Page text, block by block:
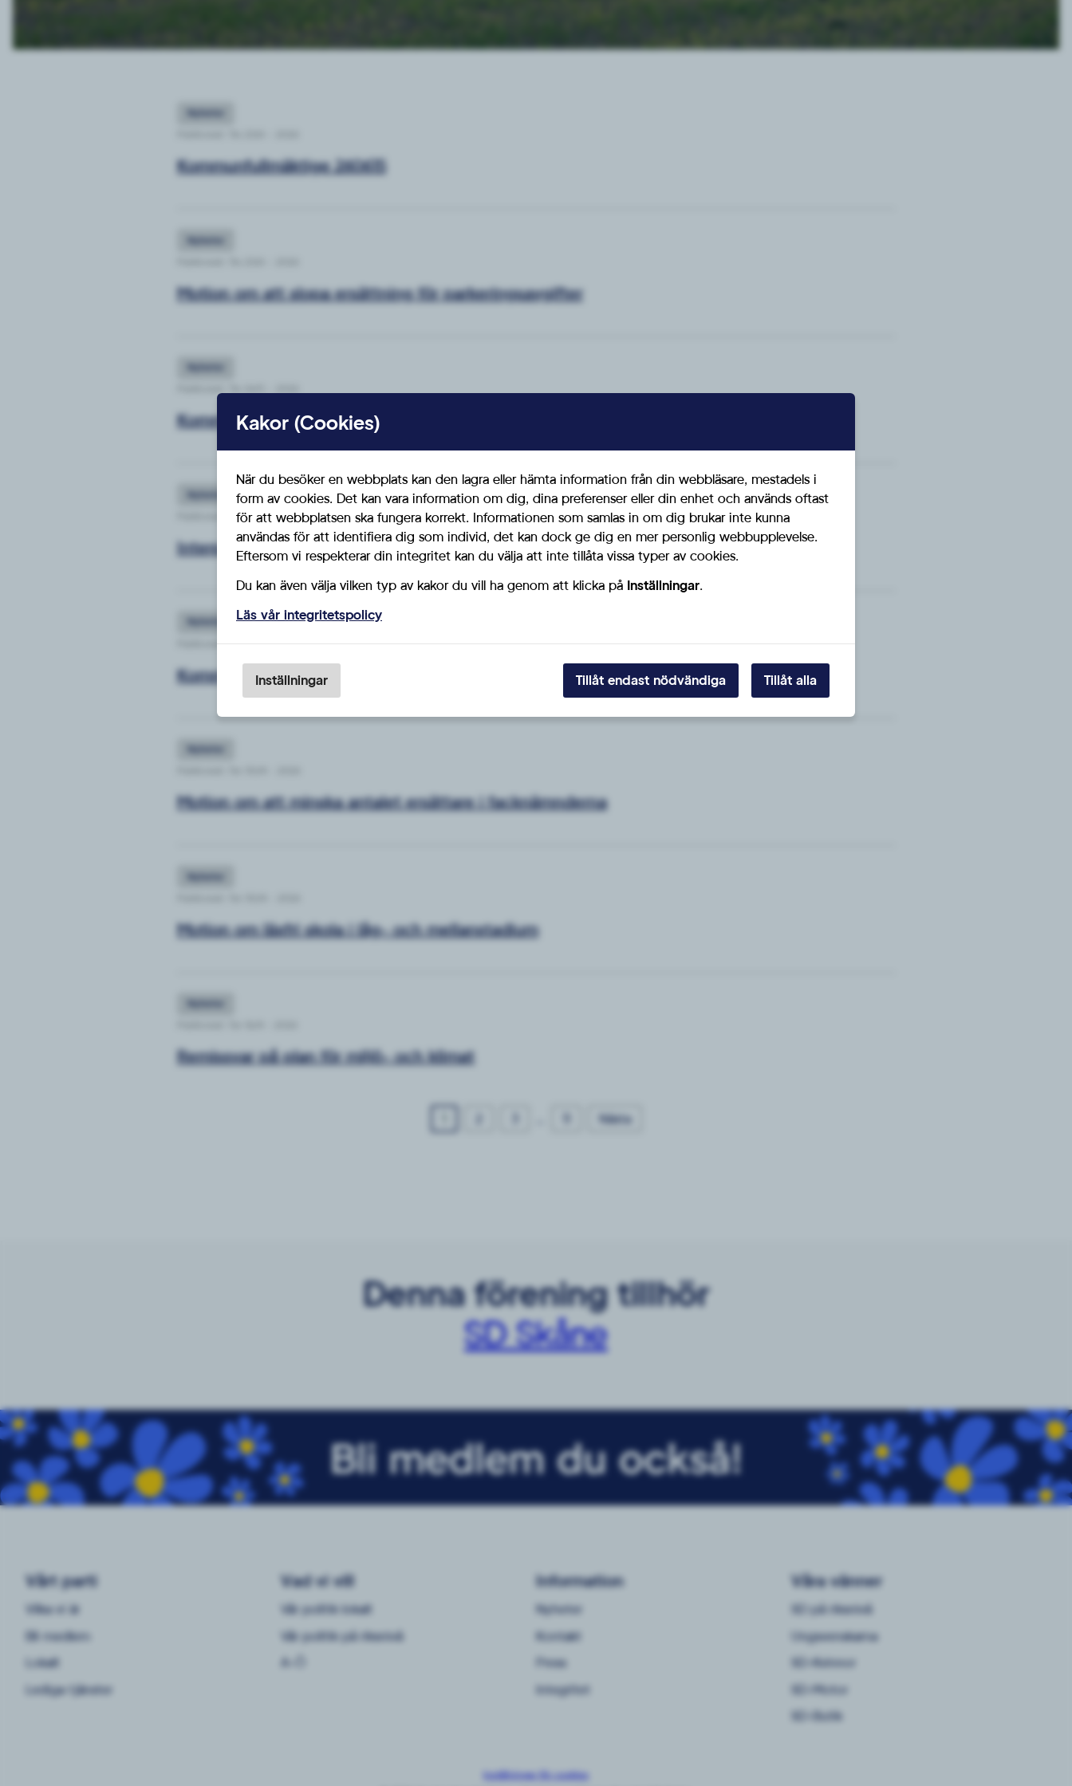
Kommunfullmäktige 260615
Nyheter
Motion om att slopa ersättning för parkeringsavgifter
Kommunfullmäktige 260525
Publicerat: Mån 18/5 - 2026
Interpellation om missförhållanden i äldreomsorgen
Publicerat: Tor 30/4 - 2026
Kommunfullmäktige 260427
Motion om att minska antalet ersättare i facknämnderna
Nyheter
Motion om läxfri skola i låg- och mellanstadium
Remissvar på plan för miljö- och klimat
Nästa
Denna förening tillhör
SD Skåne
Bli medlem du också!
Vårt parti
Vilka vi är
Bli medlem
Lokalt
Lediga tjänster
Vad vi vill
Vår politik lokalt
Vår politik på riksnivå
A-Ö
Information
Nyheter
Kontakt
Press
Integritet
Våra vänner
SD på riksnivå
Ungsvenskarna
SD-Kvinnor
SD-Motor
SD-Butik
Inställningar för cookies
Kakor (Cookies)
När du besöker en webbplats kan den lagra eller hämta information från din webbläsare, mestadels i
form av cookies. Det kan vara information om dig, dina preferenser eller din enhet och används oftast
för att webbplatsen ska fungera korrekt. Informationen som samlas in om dig brukar inte kunna
användas för att identifiera dig som individ, det kan dock ge dig en mer personlig webbupplevelse.
Eftersom vi respekterar din integritet kan du välja att inte tillåta vissa typer av cookies.
Du kan även välja vilken typ av kakor du vill ha genom att klicka på Inställningar.
Läs vår integritetspolicy
Inställningar Tillåt endast nödvändiga Tillåt alla